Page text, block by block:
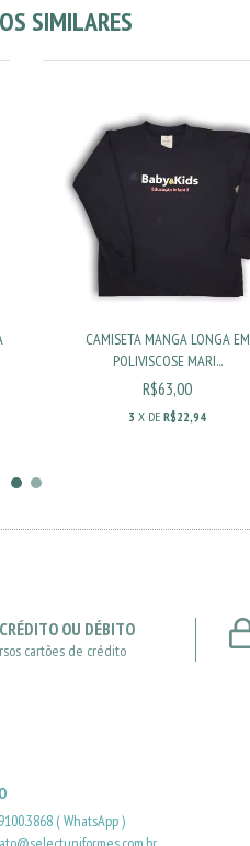
SIMILARES
CAMISETA MANGA LONGA EM
POLIVISCOSE MARI...
R$63,00
3 X DER$22,94
OU DÉBITO
cartões de crédito
( WhatsApp )